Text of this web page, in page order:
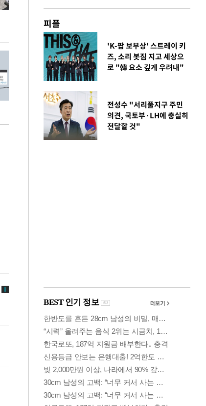
이 대통령, '청년 대책 속도 높여야…폭염 문제도
피플
'K-팝 보부상' 스트레이 키
즈, 소리 봇짐 지고 세상으
로 "韓 요소 깊게 우려내"
전성수 "서리풀지구 주민
의견, 국토부·LH에 충실히
전달할 것"